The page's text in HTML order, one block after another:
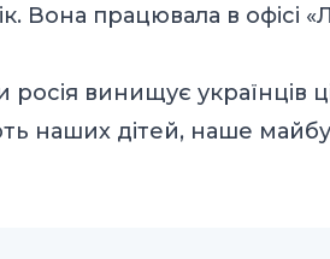
Вона працювала в офісі
росія винищує українців
наших дітей, наше